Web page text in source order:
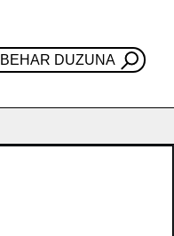
DUZUNA